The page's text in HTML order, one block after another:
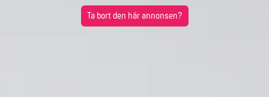
Ta bort den här annonsen?